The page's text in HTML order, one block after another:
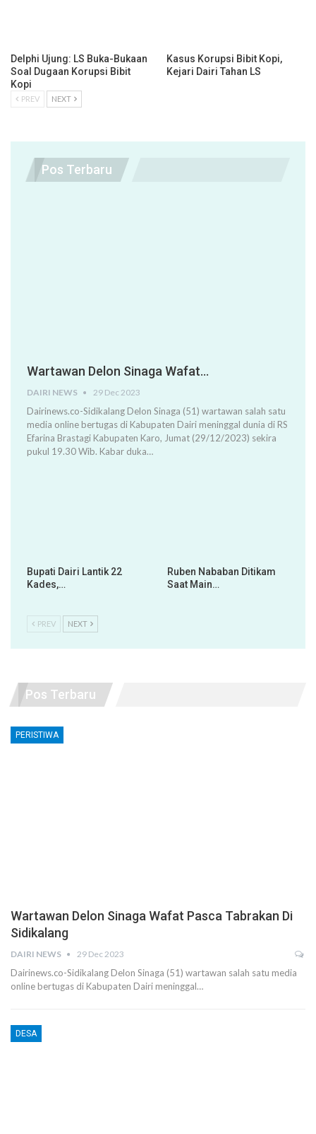
Delphi Ujung: LS Buka-Bukaan
Soal Dugaan Korupsi Bibit
Kopi
Kasus Korupsi Bibit Kopi,
Kejari Dairi Tahan LS
PREV NEXT
Pos Terbaru
Wartawan Delon Sinaga Wafat…
DAIRI NEWS 29 Dec 2023
Dairinews.co-Sidikalang Delon Sinaga (51) wartawan salah satu
media online bertugas di Kabupaten Dairi meninggal dunia di RS
Efarina Brastagi Kabupaten Karo, Jumat (29/12/2023) sekira
pukul 19.30 Wib. Kabar duka…
Bupati Dairi Lantik 22
Kades,…
Ruben Nababan Ditikam
Saat Main…
PREV NEXT
Pos Terbaru
PERISTIWA
Wartawan Delon Sinaga Wafat Pasca Tabrakan Di
Sidikalang
DAIRI NEWS 29 Dec 2023
Dairinews.co-Sidikalang Delon Sinaga (51) wartawan salah satu media
online bertugas di Kabupaten Dairi meninggal…
DESA